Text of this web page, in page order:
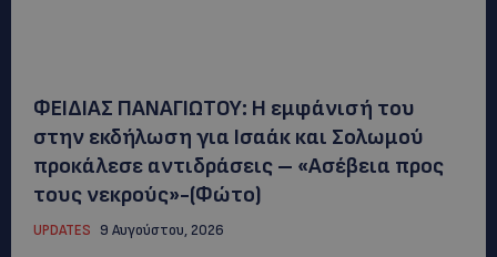
ΦΕΙΔΙΑΣ ΠΑΝΑΓΙΩΤΟΥ: Η εμφάνισή του
στην εκδήλωση για Ισαάκ και Σολωμού
προκάλεσε αντιδράσεις – «Ασέβεια προς
τους νεκρούς»-(Φώτο)
UPDATES 9 Αυγούστου, 2026